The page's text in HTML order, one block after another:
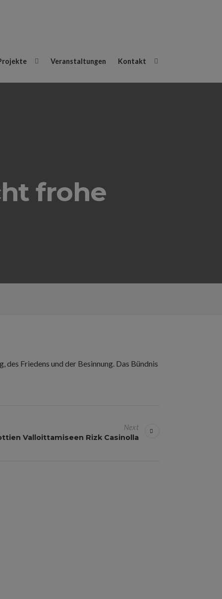
Veranstaltungen Kontakt
frohe
Friedens und der Besinnung. Das Bündnis
Next
Valloittamiseen Rizk Casinolla